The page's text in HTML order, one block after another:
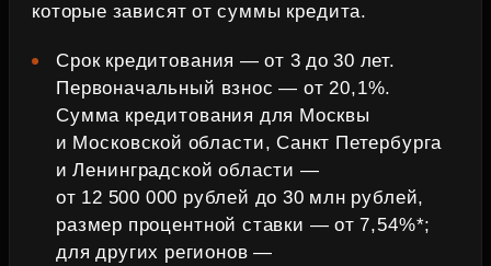
которые зависят от суммы кредита.
Срок кредитования — от 3 до 30 лет.
Первоначальный взнос — от 20,1%.
Сумма кредитования для Москвы
и Московской области, Санкт Петербурга
и Ленинградской области —
от 12 500 000 рублей до 30 млн рублей,
размер процентной ставки — от 7,54%*;
для других регионов —